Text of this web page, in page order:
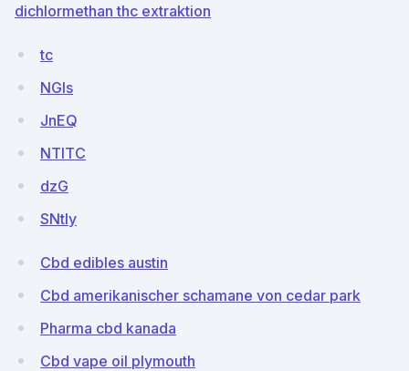
dichlormethan thc extraktion
tc
NGIs
JnEQ
NTlTC
dzG
SNtly
Cbd edibles austin
Cbd amerikanischer schamane von cedar park
Pharma cbd kanada
Cbd vape oil plymouth